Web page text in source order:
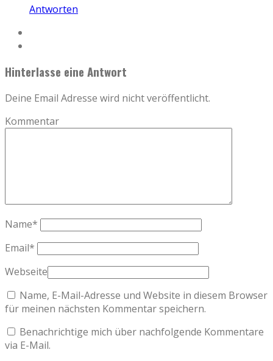
Antworten
Hinterlasse eine Antwort
Deine Email Adresse wird nicht veröffentlicht.
Kommentar
Name*
Email*
Webseite
Name, E-Mail-Adresse und Website in diesem Browser
für meinen nächsten Kommentar speichern.
Benachrichtige mich über nachfolgende Kommentare
via E-Mail.